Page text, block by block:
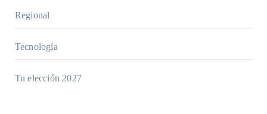
Regional
Tecnología
Tu elección 2027